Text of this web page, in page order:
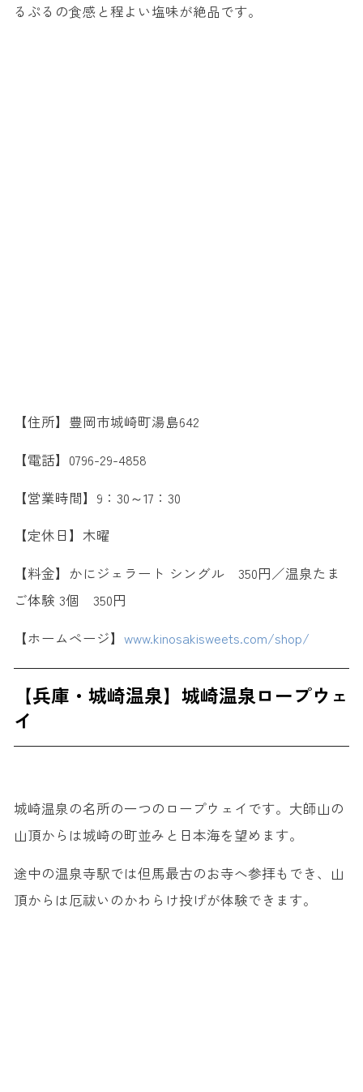
るぷるの食感と程よい塩味が絶品です。
【住所】豊岡市城崎町湯島642
【電話】0796-29-4858
【営業時間】9：30～17：30
【定休日】木曜
【料金】かにジェラート シングル 350円／温泉たま
ご体験 3個 350円
【ホームページ】 www.kinosakisweets.com/shop/
【兵庫・城崎温泉】城崎温泉ロープウェ
イ
城崎温泉の名所の一つのロープウェイです。大師山の
山頂からは城崎の町並みと日本海を望めます。
途中の温泉寺駅では但馬最古のお寺へ参拝もでき、山
頂からは厄祓いのかわらけ投げが体験できます。